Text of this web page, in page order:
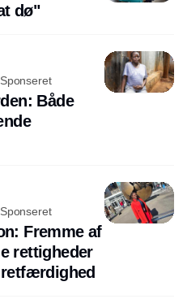
dø"
Sponseret
Både
Sponseret
Fremme af
rettigheder